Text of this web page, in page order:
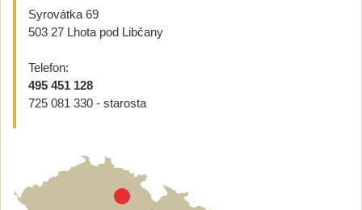
Syrovátka 69
503 27 Lhota pod Libčany
Telefon:
495 451 128
725 081 330 - starosta